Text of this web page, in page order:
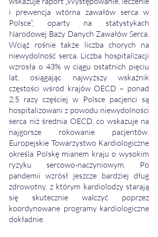
i prewencja wtórna zawałów serca w
Polsce”, oparty na statystykach
Narodowej Bazy Danych Zawałów Serca.
Wciąż rośnie także liczba chorych na
niewydolność serca. Liczba hospitalizacji
wzrosła o 43% w ciągu ostatnich pięciu
lat, osiągając najwyższy wskaźnik
częstości wśród krajów OECD – ponad
2,5 razy częściej w Polsce pacjenci są
hospitalizowani z powodu niewydolności
serca niż średnia OECD, co wskazuje na
najgorsze rokowanie pacjentów.
Europejskie Towarzystwo Kardiologiczne
określa Polskę mianem kraju o wysokim
ryzyku sercowo-naczyniowym. Po
pandemii wzrósł jeszcze bardziej dług
zdrowotny, z którym kardiolodzy starają
się skutecznie walczyć poprzez
koordynowane programy kardiologiczne
dokładnie.